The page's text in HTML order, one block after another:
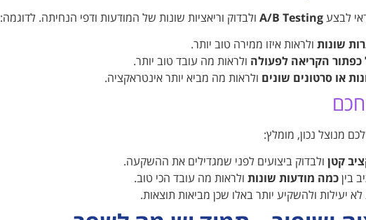
לבצעA/B Testing ולבדוק וריאציות שונות של המודעות ודפי הנחיתה. לדוגמה:
שונות ולראות איזו ממירה טוב יותר.
הקריאה לפעולה ולראות מה עובד טוב יותר.
או סרטונים שונים ולראות מה מביא יותר אינטראקציה.
מנוצל נכון, מומלץ:
קטן ולבדוק ביצועים לפני שמגדילים את ההשקעה.
ביןכמה מודעות שונות ולראות מה עובד הכי טוב.
יעילות ולהשקיע יותר באלו שכן מביאות תוצאות.